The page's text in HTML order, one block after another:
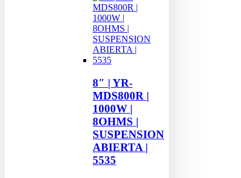
8″ | YR-
MDS800R |
1000W |
8OHMS |
SUSPENSION
ABIERTA |
5535